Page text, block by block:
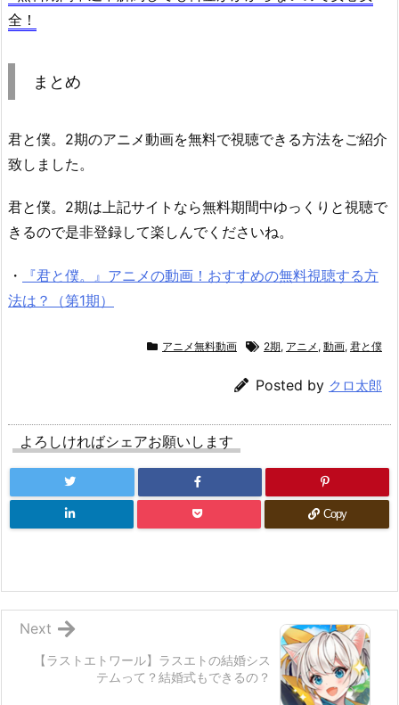
全！
まとめ
君と僕。2期のアニメ動画を無料で視聴できる方法をご紹介
致しました。
君と僕。2期は上記サイトなら無料期間中ゆっくりと視聴で
きるので是非登録して楽しんでくださいね。
・
『君と僕。』アニメの動画！おすすめの無料視聴する方
法は？（第1期）
アニメ無料動画 2期, アニメ , 動画, 君と僕
Posted by クロ太郎
よろしければシェアお願いします
Copy
【ラストエトワール】ラスエトの結婚シス
テムって？結婚式もできるの？
Next